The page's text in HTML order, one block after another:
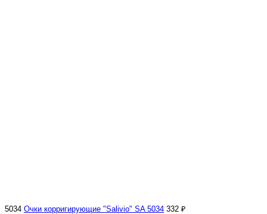
5034 Очки корригирующие "Salivio" SA 5034 332 ₽